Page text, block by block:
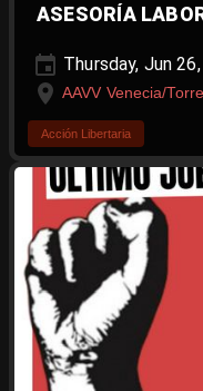
ASESORÍA
Thursday, Jun
AAVV Venecia/
Acción Libertaria